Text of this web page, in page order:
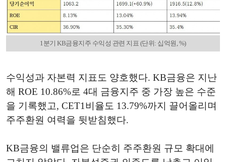
1분기 KB금융지주 수익성 관련 지표 (단위: 십억원, %)
수익성과 자본력 지표도 양호했다. KB금융은 지난
해 ROE 10.86%로 4대 금융지주 중 가장 높은 수준
을 기록했고, CET1비율도 13.79%까지 끌어올리며
주주환원 여력을 뒷받침했다.
KB금융의 밸류업은 단순히 주주환원 규모 확대에